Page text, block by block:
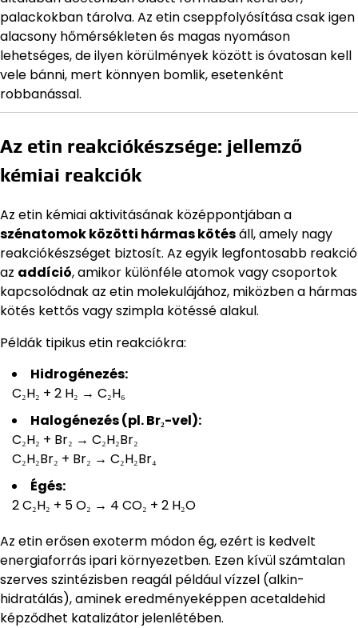
palackokban tárolva. Az etin cseppfolyósítása csak igen
alacsony hőmérsékleten és magas nyomáson
lehetséges, de ilyen körülmények között is óvatosan kell
vele bánni, mert könnyen bomlik, esetenként
robbanással.
Az etin reakciókészsége: jellemző
kémiai reakciók
Az etin kémiai aktivitásának középpontjában a
szénatomok közötti hármas kötésáll, amely nagy
reakciókészséget biztosít. Az egyik legfontosabb reakció
az addíció, amikor különféle atomok vagy csoportok
kapcsolódnak az etin molekulájához, miközben a hármas
kötés kettős vagy szimpla kötéssé alakul.
Példák tipikus etin reakciókra:
Hidrogénezés:
C₂H₂ + 2 H₂ → C₂H₆
Halogénezés (pl. Br₂-vel):
C₂H₂ + Br₂ → C₂H₂Br₂
C₂H₂Br₂ + Br₂ → C₂H₂Br₄
Égés:
2 C₂H₂ + 5 O₂ → 4 CO₂ + 2 H₂O
Az etin erősen exoterm módon ég, ezért is kedvelt
energiaforrás ipari környezetben. Ezen kívül számtalan
szerves szintézisben reagál például vízzel (alkin-
hidratálás), aminek eredményeképpen acetaldehid
képződhet katalizátor jelenlétében.